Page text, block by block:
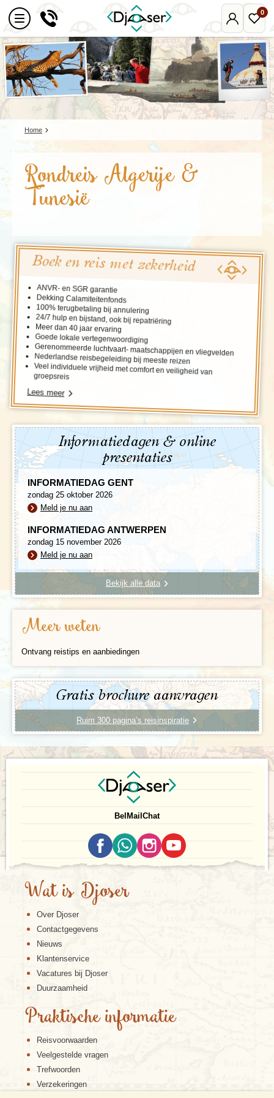
Mijn
Djoser
0
Home
Rondreis Algerije &
Tunesië
Boek en reis met zekerheid
ANVR- en SGR garantie
Dekking Calamiteitenfonds
100% terugbetaling bij annulering
24/7 hulp en bijstand, ook bij repatriëring
Meer dan 40 jaar ervaring
Goede lokale vertegenwoordiging
Gerenommeerde luchtvaart- maatschappijen en vliegvelden
Nederlandse reisbegeleiding bij meeste reizen
Veel individuele vrijheid met comfort en veiligheid van
groepsreis
Lees meer
Informatiedagen & online
presentaties
INFORMATIEDAG GENT
zondag 25 oktober 2026
Meld je nu aan
INFORMATIEDAG ANTWERPEN
zondag 15 november 2026
Meld je nu aan
Bekijk alle data
Meer weten
Ontvang reistips en aanbiedingen
Gratis brochure aanvragen
Ruim 300 pagina’s reisinspiratie
Bel Mail Chat
Wat is Djoser
Over Djoser
Contactgegevens
Nieuws
Klantenservice
Vacatures bij Djoser
Duurzaamheid
Praktische informatie
Reisvoorwaarden
Veelgestelde vragen
Trefwoorden
Verzekeringen